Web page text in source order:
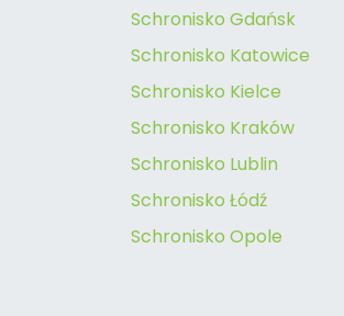
Schronisko Gdańsk
Schronisko Katowice
Schronisko Kielce
Schronisko Kraków
Schronisko Lublin
Schronisko Łódź
Schronisko Opole